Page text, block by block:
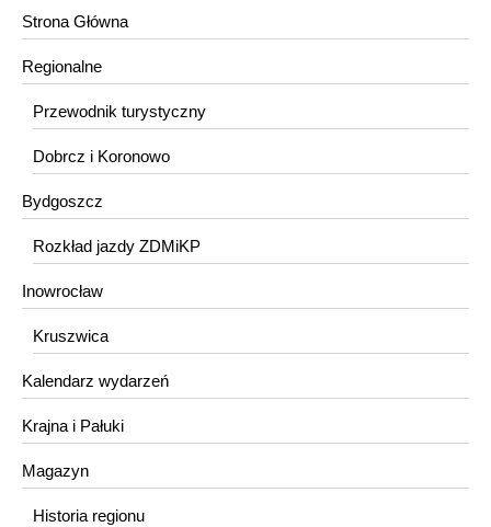
Strona Główna
Regionalne
Przewodnik turystyczny
Dobrcz i Koronowo
Bydgoszcz
Rozkład jazdy ZDMiKP
Inowrocław
Kruszwica
Kalendarz wydarzeń
Krajna i Pałuki
Magazyn
Historia regionu